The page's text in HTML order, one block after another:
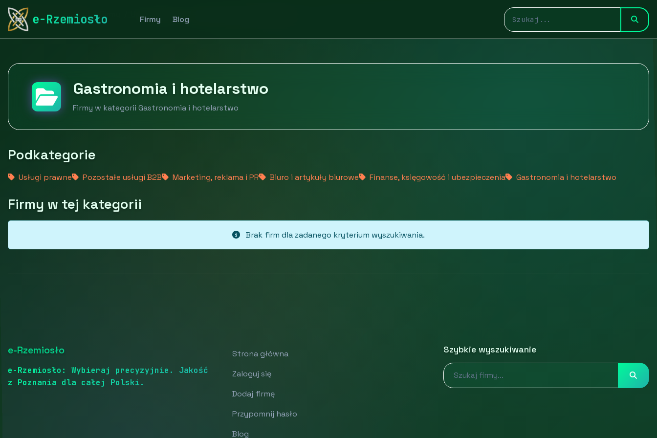
e-Rzemiosło Firmy Blog
rymarstwo-poznan.pl
Gastronomia i hotelarstwo
Firmy w kategorii Gastronomia i hotelarstwo
Podkategorie
Usługi prawne Pozostałe usługi B2B Marketing, reklama i PR Biuro i artykuły biurowe Finanse, księgowość i ubezpieczenia Gastronomia i hotelarstwo
Firmy w tej kategorii
Brak firm dla zadanego kryterium wyszukiwania.
e-Rzemiosło
e-Rzemiosło: Wybieraj precyzyjnie. Jakość
z Poznania dla całej Polski.
Strona główna
Zaloguj się
Dodaj firmę
Przypomnij hasło
Blog
Szybkie wyszukiwanie